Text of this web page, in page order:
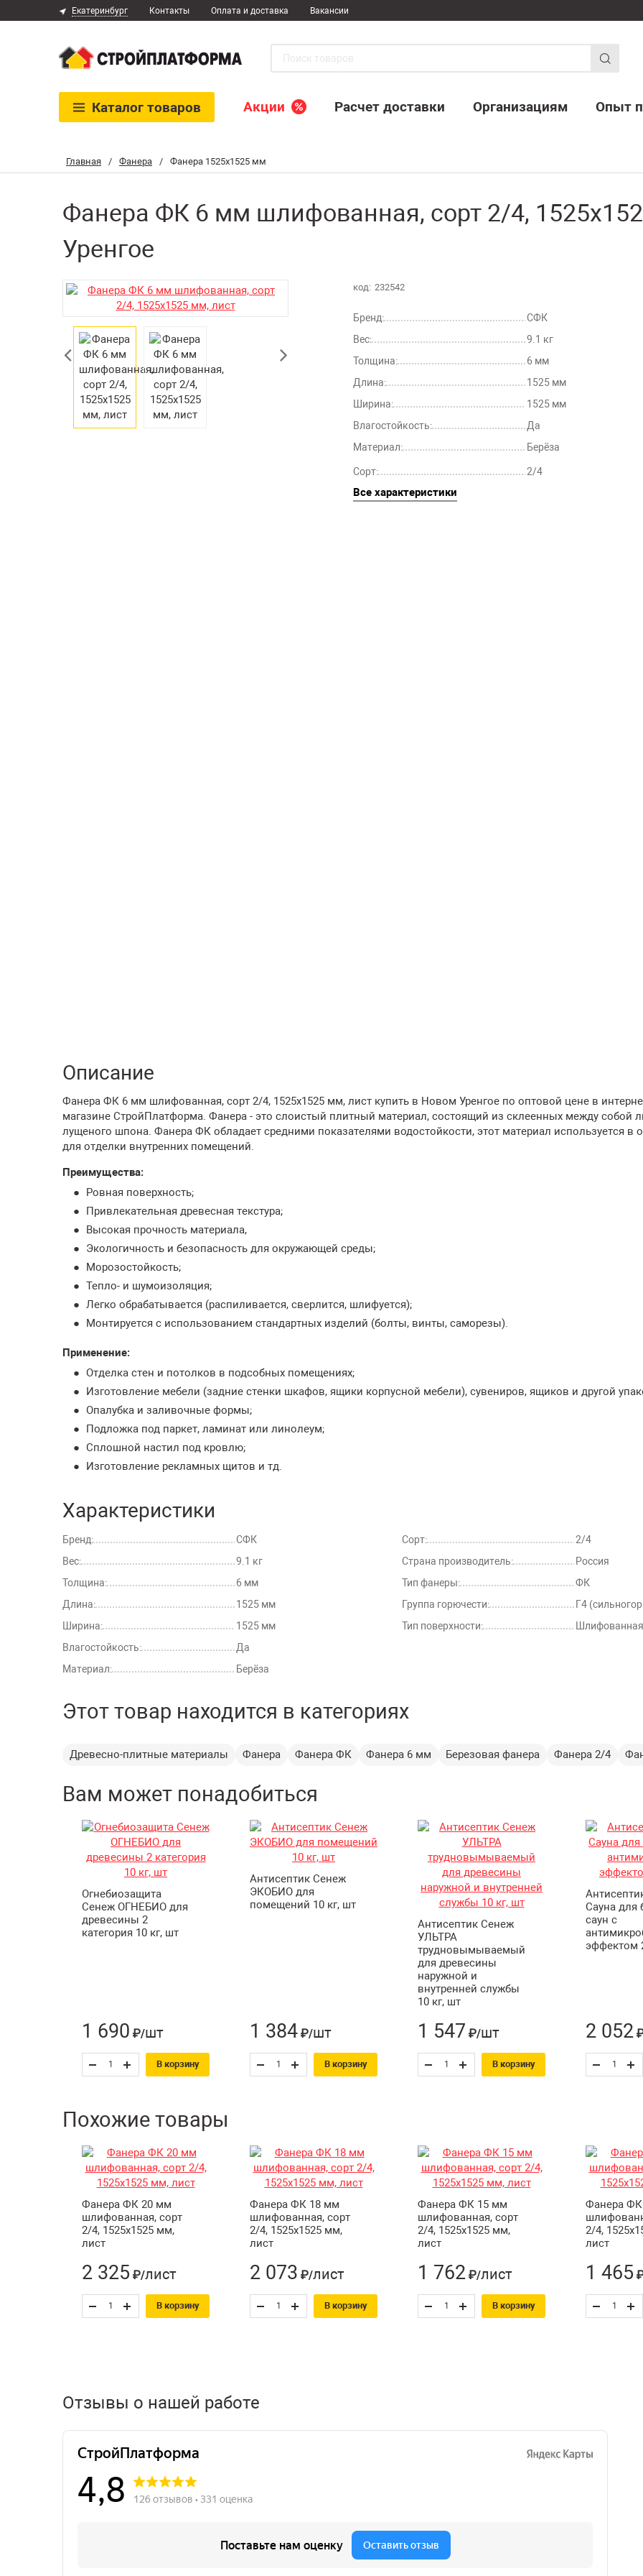
Главная / Фанера / Фанера 1525х1525 мм
Фанера ФК 6 мм шлифованная, сорт 2/4,
Уренгое
код: 232542
Бренд:
СФК
Вес:
9.1 кг
Толщина:
6 мм
Длина:
1525 мм
Ширина:
1525 мм
Влагостойкость:
Да
Материал:
Берёза
Сорт: 2/4
Все характеристики
Описание
Фанера ФК 6 мм шлифованная, сорт 2/4, 1525х1525 мм, лист купить в Новом Уренгое по оптовой цене в
магазине СтройПлатформа. Фанера - это слоистый плитный материал, состоящий из склеенных между собой
лущеного шпона. Фанера ФК обладает средними показателями водостойкости, этот материал используется в
для отделки внутренних помещений.
Преимущества:
Ровная поверхность;
Привлекательная древесная текстура;
Высокая прочность материала,
Экологичность и безопасность для окружающей среды;
Морозостойкость;
Тепло- и шумоизоляция;
Легко обрабатывается (распиливается, сверлится, шлифуется);
Монтируется с использованием стандартных изделий (болты, винты, саморезы).
Применение:
Отделка стен и потолков в подсобных помещениях;
Изготовление мебели (задние стенки шкафов, ящики корпусной мебели), сувениров, ящиков и другой
Опалубка и заливочные формы;
Подложка под паркет, ламинат или линолеум;
Сплошной настил под кровлю;
Изготовление рекламных щитов и тд.
Характеристики
Бренд:
СФК
Вес:
9.1 кг
Толщина:
6 мм
Длина:
1525 мм
Ширина:
1525 мм
Влагостойкость:
Да
Материал:
Берёза
Сорт:
2/4
Страна производитель:
Россия
Тип фанеры:
ФК
Группа горючести:
Г4
Тип поверхности:
Шлифованная
Этот товар находится в категориях
Древесно-плитные материалы Фанера Фанера ФК Фанера 6 мм Березовая фанера Фанера 2/4
Вам может понадобиться
Огнебиозащита
Сенеж ОГНЕБИО для
древесины 2
категория 10 кг, шт
1 690 ₽/шт
В корзину
Антисептик Сенеж
ЭКОБИО для
помещений 10 кг, шт
1 384 ₽/шт
В корзину
Антисептик Сенеж
УЛЬТРА
трудновымываемый
для древесины
наружной и
внутренней службы
10 кг, шт
1 547 ₽/шт
В корзину
Сауна для
саун с
эффектом
2 052
Похожие товары
Фанера ФК 20 мм
шлифованная, сорт
2/4, 1525х1525 мм,
лист
2 325 ₽/лист
В корзину
Фанера ФК 18 мм
шлифованная, сорт
2/4, 1525х1525 мм,
лист
2 073 ₽/лист
В корзину
Фанера ФК 15 мм
шлифованная, сорт
2/4, 1525х1525 мм,
лист
1 762 ₽/лист
В корзину
Фанера
2/4,
лист
1 465
Отзывы о нашей работе
Екатеринбург Контакты Оплата и доставка Вакансии
Каталог товаров Акции Расчет доставки Организациям Опыт